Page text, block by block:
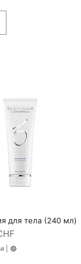
просмотр
для тела (240 мл)
🟢